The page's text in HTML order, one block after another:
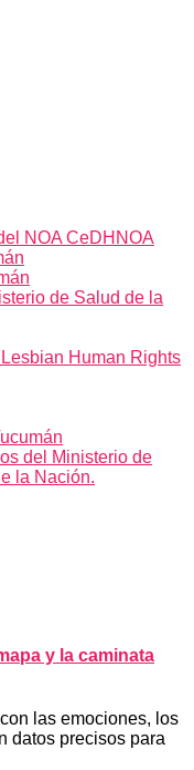
NOA CeDHNOA
de Salud de la
Human Rights
del Ministerio de
la Nación.
y la caminata
las emociones, los
datos precisos para